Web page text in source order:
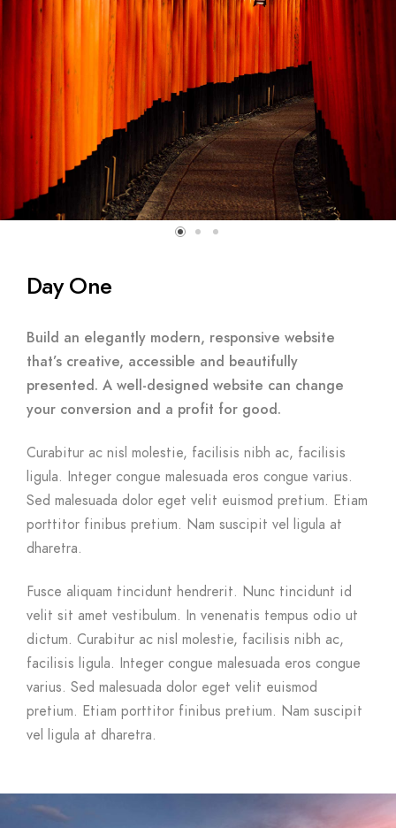
Day One
Build an elegantly modern, responsive website
that’s creative, accessible and beautifully
presented. A well-designed website can change
your conversion and a profit for good.
Curabitur ac nisl molestie, facilisis nibh ac, facilisis
ligula. Integer congue malesuada eros congue varius.
Sed malesuada dolor eget velit euismod pretium. Etiam
porttitor finibus pretium. Nam suscipit vel ligula at
dharetra.
Fusce aliquam tincidunt hendrerit. Nunc tincidunt id
velit sit amet vestibulum. In venenatis tempus odio ut
dictum. Curabitur ac nisl molestie, facilisis nibh ac,
facilisis ligula. Integer congue malesuada eros congue
varius. Sed malesuada dolor eget velit euismod
pretium. Etiam porttitor finibus pretium. Nam suscipit
vel ligula at dharetra.